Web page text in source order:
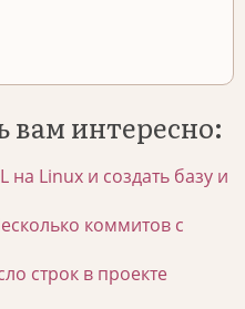
интересно:
на Linux и создать базу и
коммитов с
строк в проекте